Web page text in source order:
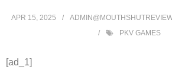
APR 15, 2025
PKV GAMES
[ad_1]